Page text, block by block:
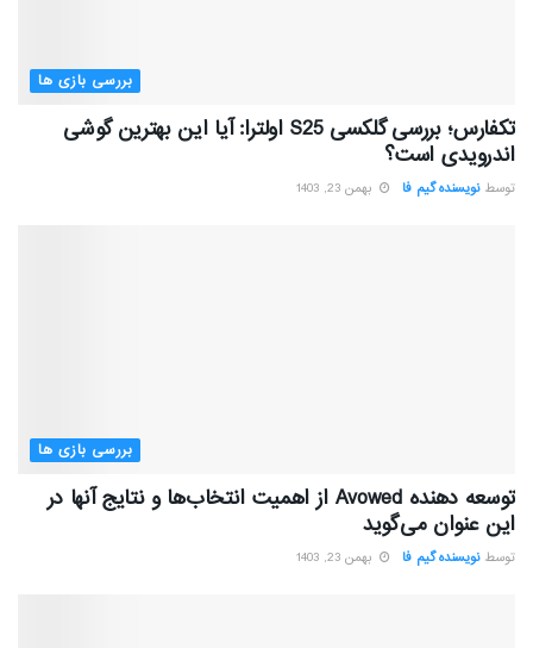
بررسی بازی ها
تکفارس؛ بررسی گلکسی S25 اولترا: آیا این بهترین گوشی
اندرویدی است؟
توسط نویسنده گیم فا بهمن 23, 1403
بررسی بازی ها
توسعه دهنده Avowed از اهمیت انتخاب‌ها و نتایج آنها در
این عنوان می‌گوید
توسط نویسنده گیم فا بهمن 23, 1403